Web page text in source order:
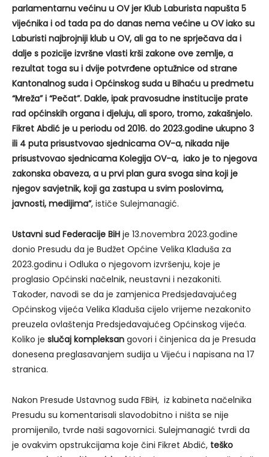
parlamentarnu većinu u OV jer Klub Laburista napušta 5
vijećnika i od tada pa do danas nema većine u OV iako su
Laburisti najbrojniji klub u OV, ali ga to ne sprječava da i
dalje s pozicije izvršne vlasti krši zakone ove zemlje, a
rezultat toga su i dvije potvrđene optužnice od strane
Kantonalnog suda i Općinskog suda u Bihaću u predmetu
“Mreža” i “Pečat”. Dakle, ipak pravosudne institucije prate
rad općinskih organa i djeluju, ali sporo, tromo, zakašnjelo.
Fikret Abdić je u periodu od 2016. do 2023.godine ukupno 3
ili 4 puta prisustvovao sjednicama OV-a, nikada nije
prisustvovao sjednicama Kolegija OV-a, iako je to njegova
zakonska obaveza, a u prvi plan gura svoga sina koji je
njegov savjetnik, koji ga zastupa u svim poslovima,
javnosti, medijima”, ističe Sulejmanagić.
Ustavni sud Federacije BiH je 13.novembra 2023.godine
donio Presudu da je Budžet Općine Velika Kladuša za
2023.godinu i Odluka o njegovom izvršenju, koje je
proglasio Općinski načelnik, neustavni i nezakoniti.
Također, navodi se da je zamjenica Predsjedavajućeg
Općinskog vijeća Velika Kladuša cijelo vrijeme nezakonito
preuzela ovlaštenja Predsjedavajućeg Općinskog vijeća.
Koliko je slučaj kompleksan govori i činjenica da je Presuda
donesena preglasavanjem sudija u Vijeću i napisana na 17
stranica.
Nakon Presude Ustavnog suda FBiH, iz kabineta načelnika
Presudu su komentarisali slavodobitno i ništa se nije
promijenilo, tvrde naši sagovornici. Sulejmanagić tvrdi da
je ovakvim opstrukcijama koje čini Fikret Abdić, teško